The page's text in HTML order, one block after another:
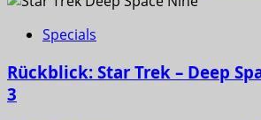
Specials
Rückblick: Star Trek – Deep
3